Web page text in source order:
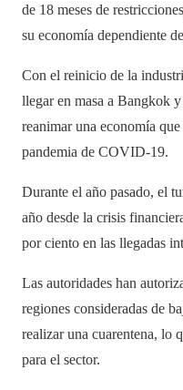
de 18 meses de
su economía dependiente
Con el reinicio de la
llegar en masa a Bangkok
reanimar una economía
pandemia de COVID-19.
Durante el año pasado, el
año desde la crisis
por ciento en las llegadas
Las autoridades han
regiones consideradas de
realizar una cuarentena, lo
para el sector.